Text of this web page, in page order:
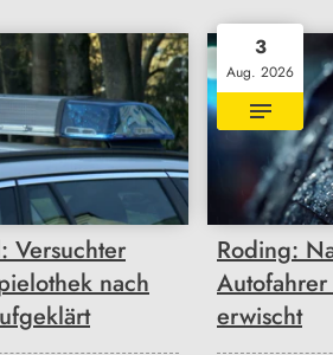
Versuchter
nach
3
Aug. 2026
Roding:
Autofahrer
erwischt